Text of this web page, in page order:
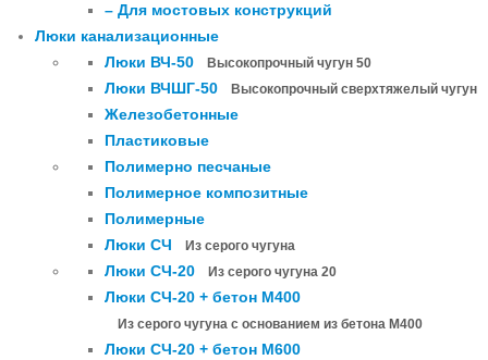
– Для мостовых конструкций
Люки канализационные
Люки ВЧ-50
Высокопрочный чугун 50
Люки ВЧШГ-50 Высокопрочный сверхтяжелый чугун
Железобетонные
Пластиковые
Полимерно песчаные
Полимерное композитные
Полимерные
Люки СЧ
Из серого чугуна
Люки СЧ-20 Из серого чугуна 20
Люки СЧ-20 + бетон М400
Из серого чугуна с основанием из бетона М400
Люки СЧ-20 + бетон М600